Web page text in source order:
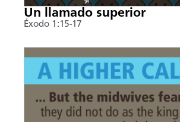
Un llamado superior
Éxodo 1:15-17